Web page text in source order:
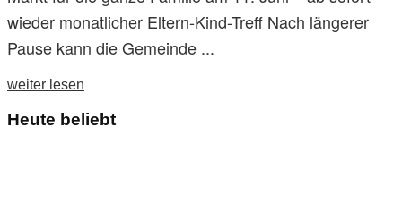
wieder monatlicher Eltern-Kind-Treff Nach längerer
Pause kann die Gemeinde ...
weiter lesen
Heute beliebt